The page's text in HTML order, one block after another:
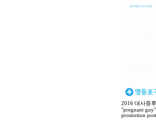
2016 대사증
"pregnant
promotion